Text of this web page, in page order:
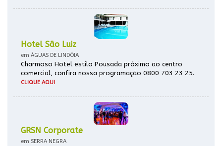
Hotel São Luiz
em ÁGUAS DE LINDÓIA
Charmoso Hotel estilo Pousada próximo ao centro
comercial, confira nossa programação 0800 703 23 25.
CLIQUE AQUI
GRSN Corporate
em SERRA NEGRA